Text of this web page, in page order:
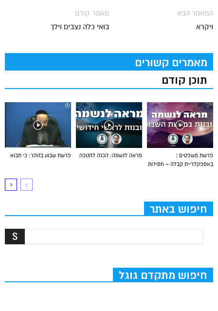
מאמר קודם
בואי כלה נצבים וילך
המאמר הבא
ויקרא
מאמרים קשורים
תוכן קודם
פרשת שבוע בזוהר: כי תבוא מראה לנשמה: הכנה לחנוכה
פרשת משפטים |
באספקלריית קבלה – חסידות
חיפוש באתר
חיפוש מתקדם גוגל